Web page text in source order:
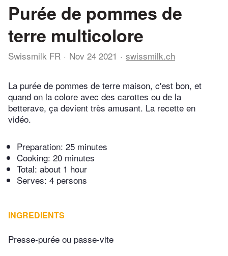
Purée de pommes de
terre multicolore
Swissmilk FR Nov 24 2021 swissmilk.ch
La purée de pommes de terre maison, c'est bon, et
quand on la colore avec des carottes ou de la
betterave, ça devient très amusant. La recette en
vidéo.
Preparation: 25 minutes
Cooking: 20 minutes
Total: about 1 hour
Serves: 4 persons
INGREDIENTS
Presse-purée ou passe-vite